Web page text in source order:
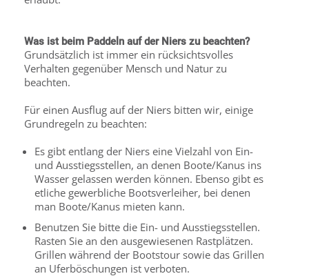
Was ist beim Paddeln auf der Niers zu beachten?
Grundsätzlich ist immer ein rücksichtsvolles
Verhalten gegenüber Mensch und Natur zu
beachten.
Für einen Ausflug auf der Niers bitten wir, einige
Grundregeln zu beachten:
Es gibt entlang der Niers eine Vielzahl von Ein-
und Ausstiegsstellen, an denen Boote/Kanus ins
Wasser gelassen werden können. Ebenso gibt es
etliche gewerbliche Bootsverleiher, bei denen
man Boote/Kanus mieten kann.
Benutzen Sie bitte die Ein- und Ausstiegsstellen.
Rasten Sie an den ausgewiesenen Rastplätzen.
Grillen während der Bootstour sowie das Grillen
an Uferböschungen ist verboten.